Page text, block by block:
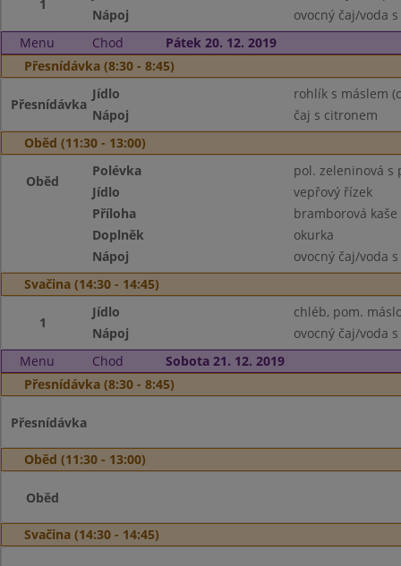
1
Nápoj
ovocný čaj/voda
Menu
Chod
Pátek 20. 12. 2019
Přesnídávka (8:30 - 8:45)
Přesnídávka
Jídlo
rohlík s máslem
Nápoj
čaj s citronem
Oběd (11:30 - 13:00)
Oběd
Polévka
pol. zeleninová s
Jídlo
vepřový řízek
Příloha
bramborová kaše
Doplněk
okurka
Nápoj
ovocný čaj/voda
Svačina (14:30 - 14:45)
1
Jídlo
chléb, pom.
Nápoj
ovocný čaj/voda
Menu
Chod
Sobota 21. 12. 2019
Přesnídávka (8:30 - 8:45)
Přesnídávka
Oběd (11:30 - 13:00)
Oběd
Svačina (14:30 - 14:45)